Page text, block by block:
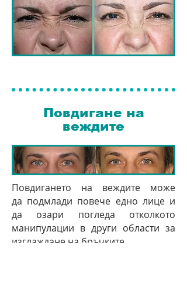
Повдигане на
веждите
Повдигането на веждите може
да подмлади повече едно лице и
да озари погледа отколкото
манипулации в други области за
изглаждане на бръчките.